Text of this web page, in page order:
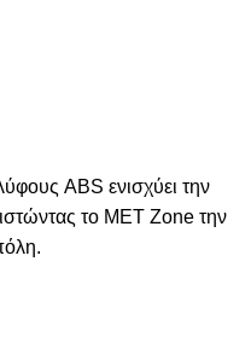
ABS ενισχύει την
το MET Zone την